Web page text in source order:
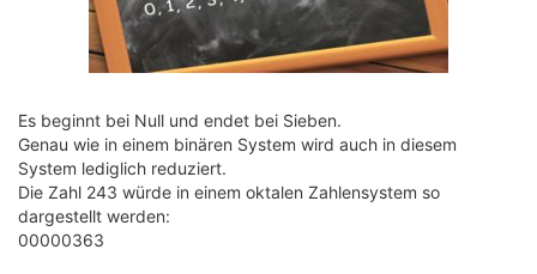
Es beginnt bei Null und endet bei Sieben.
Genau wie in einem binären System wird auch in diesem
System lediglich reduziert.
Die Zahl 243 würde in einem oktalen Zahlensystem so
dargestellt werden:
00000363